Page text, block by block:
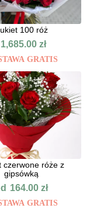
100 róż
1,685.00 zł
GRATIS
czerwone róże z
gipsówką
164.00zł
GRATIS